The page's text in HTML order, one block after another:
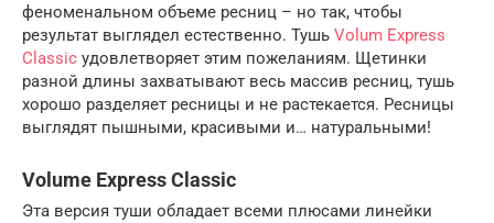
феноменальном объеме ресниц – но так, чтобы
результат выглядел естественно. Тушь Volum Express
Classic удовлетворяет этим пожеланиям. Щетинки
разной длины захватывают весь массив ресниц, тушь
хорошо разделяет ресницы и не растекается. Ресницы
выглядят пышными, красивыми и… натуральными!
Volume Express Classic
Эта версия туши обладает всеми плюсами линейки